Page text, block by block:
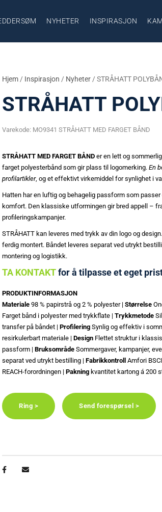
NYHETER INSPIRASJON
Hjem / Inspirasjon / Nyheter / STRÅHATT
STRÅHATT
Varekode: MO9341 STRÅHATT MED FARGET BÅND
STRÅHATT MED FARGET BÅND er en lett og
farget polyesterbånd som gir plass til logomerking.En
profilartikler, og et effektivt virkemiddel for synlighet i
Hatten har en luftig og behagelig passform som
komfort. Den klassiske utformingen gir bred appell –
profileringskampanjer.
STRÅHATT kan leveres med trykk av din logo og
ferdig montert. Båndet leveres separat ved utrykt
montering og logistikk.
TA KONTAKTfor å tilpasse et eget
PRODUKTINFORMASJON
Materiale 98 % papirstrå og 2 % polyester |Størrelse
Farget bånd i polyester med trykkflate |Trykkmetode
transfer på båndet |Profilering Synlig og effektiv i
resirkulerbart materiale |Design Flettet struktur i
passform |Bruksområde Sommergaver, kampanjer,
separat ved utrykt bestilling |Fabrikkontroll Amfori
REACH-forordningen |Pakning kvantitet kartong á 200
Ring > Send forespørsel >